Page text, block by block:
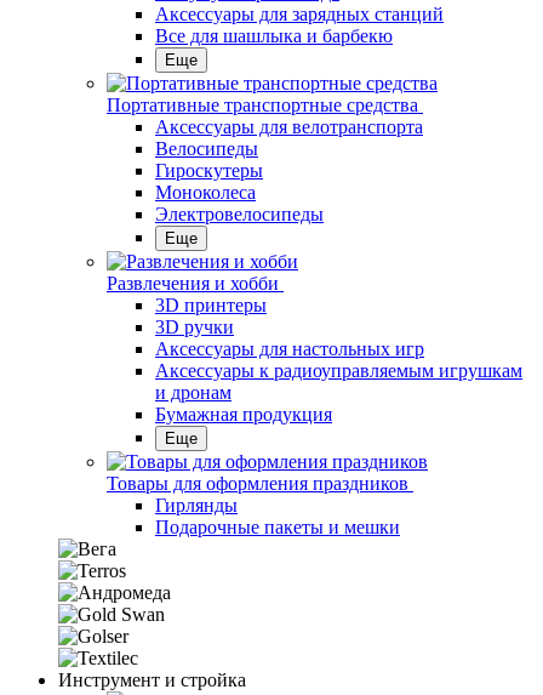
Аксессуары для зарядных станций
Все для шашлыка и барбекю
Еще
Портативные транспортные средства
Аксессуары для велотранспорта
Велосипеды
Гироскутеры
Моноколеса
Электровелосипеды
Еще
Развлечения и хобби
3D принтеры
3D ручки
Аксессуары для настольных игр
Аксессуары к радиоуправляемым игрушкам
и дронам
Бумажная продукция
Еще
Товары для оформления праздников
Гирлянды
Подарочные пакеты и мешки
Инструмент и стройка